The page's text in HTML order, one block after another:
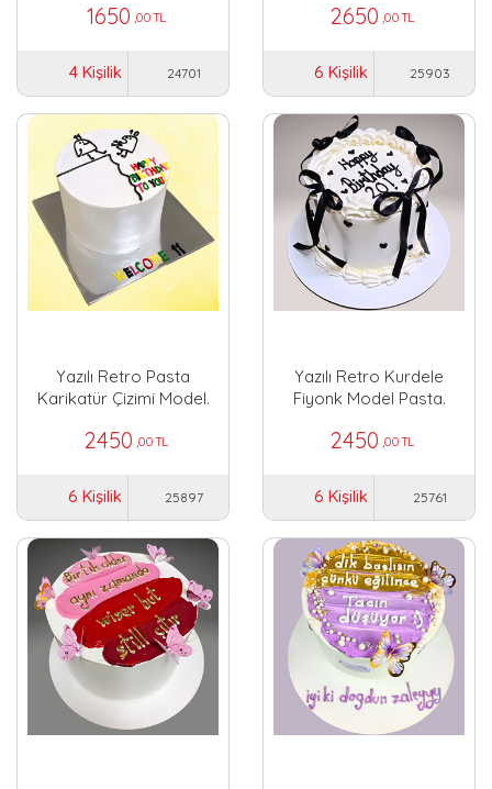
1650 ,00 TL
4 Kişilik 24701
2650 ,00 TL
6 Kişilik 25903
Yazılı Retro Pasta
Karikatür Çizimi Model.
2450 ,00 TL
6 Kişilik 25897
Yazılı Retro Kurdele
Fiyonk Model Pasta.
2450 ,00 TL
6 Kişilik 25761